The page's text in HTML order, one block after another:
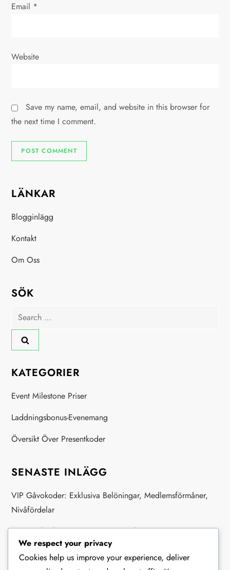
Email *
Website
Save my name, email, and website in this browser for
the next time I comment.
LÄNKAR
Blogginlägg
Kontakt
Om Oss
SÖK
Search
for:
KATEGORIER
Event Milestone Priser
Laddningsbonus-Evenemang
Översikt Över Presentkoder
SENASTE INLÄGG
VIP Gåvokoder: Exklusiva Belöningar, Medlemsförmåner,
Nivåfördelar
Resursmilstolpar: Resurstyper, Insamlingsstrategier,
Spelarfördelar
Referensgåvokoder: Väninbjudningar, Bonusbelöningar,
We respect your privacy
Cookies help us improve your experience, deliver